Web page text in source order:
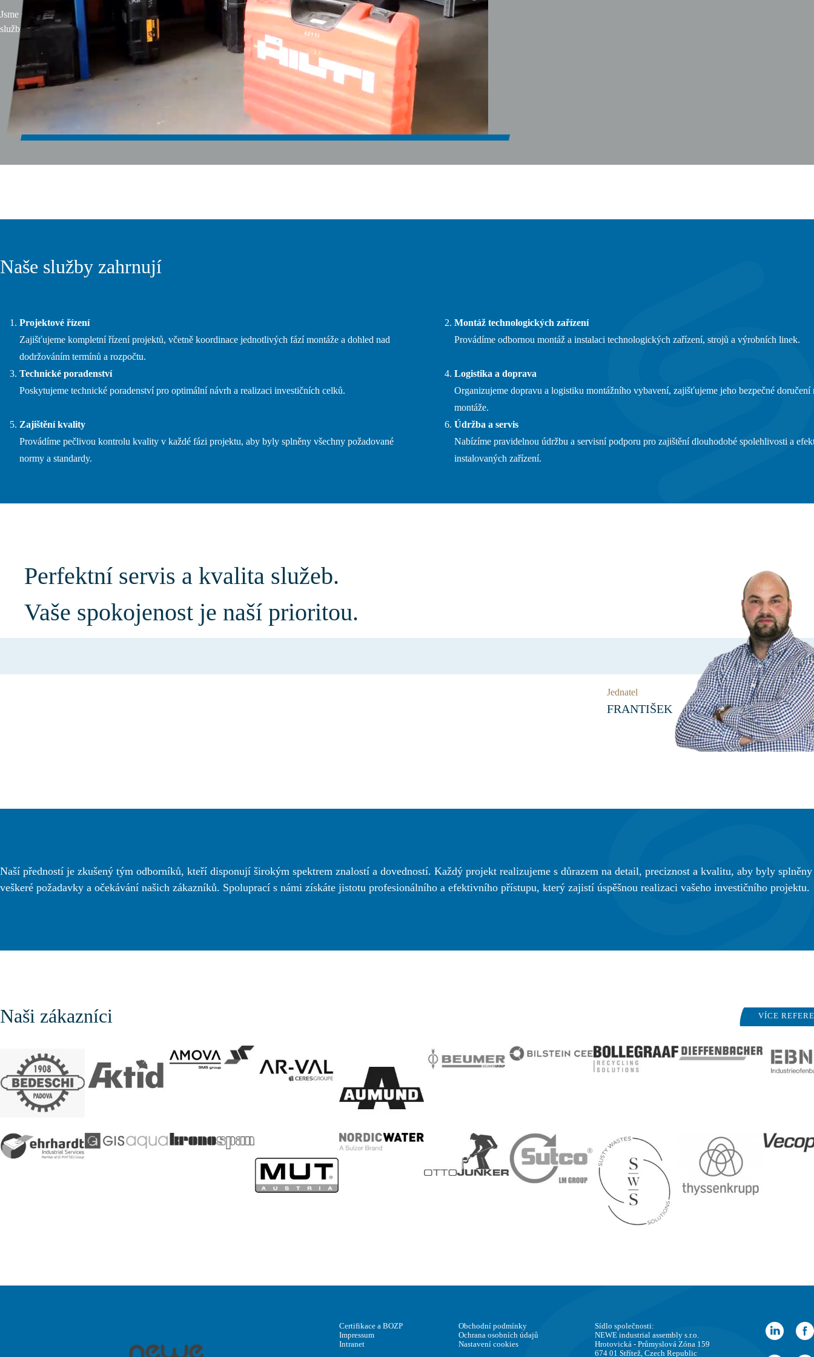
Jsme spolehlivým partnerem pro oblast montáže investičních celků, nabízející komplexní
služby od plánování až po finální realizaci.
Naše služby zahrnují
Projektové řízení
Zajišťujeme kompletní řízení projektů, včetně koordinace jednotlivých fází montáže a dohled nad
dodržováním termínů a rozpočtu.
Montáž technologických zařízení
Provádíme odbornou montáž a instalaci technologických zařízení, strojů a výrobních linek.
Technické poradenství
Poskytujeme technické poradenství pro optimální návrh a realizaci investičních celků.
Logistika a doprava
Organizujeme dopravu a logistiku montážního vybavení, zajišťujeme jeho bezpečné doručení
montáže.
Zajištění kvality
Provádíme pečlivou kontrolu kvality v každé fázi projektu, aby byly splněny všechny požadované
normy a standardy.
Údržba a servis
Nabízíme pravidelnou údržbu a servisní podporu pro zajištění dlouhodobé spolehlivosti a
instalovaných zařízení.
Perfektní servis a kvalita služeb.
Vaše spokojenost je naší prioritou.
Jednatel
FRANTIŠEK
Naší předností je zkušený tým odborníků, kteří disponují širokým spektrem znalostí a dovedností. Každý projekt realizujeme s důrazem na detail, preciznost a kvalitu, aby byly splněny
veškeré požadavky a očekávání našich zákazníků. Spoluprací s námi získáte jistotu profesionálního a efektivního přístupu, který zajistí úspěšnou realizaci vašeho investičního projektu.
Naši zákazníci VÍCE
Certifikace a BOZP
Impressum
Intranet
Obchodní podmínky
Ochrana osobních údajů
Nastavení cookies
Sídlo společnosti:
NEWE industrial assembly s.r.o.
Hrotovická - Průmyslová Zóna 159
674 01 Střítež, Czech Republic